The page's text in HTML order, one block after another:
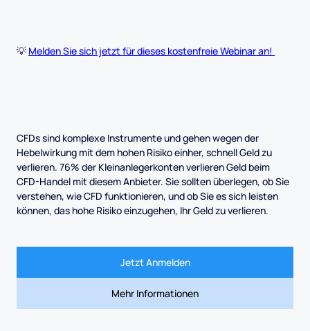
💡 Melden Sie sich jetzt für dieses kostenfreie Webinar an!
CFDs sind komplexe Instrumente und gehen wegen der
Hebelwirkung mit dem hohen Risiko einher, schnell Geld zu
verlieren. 76% der Kleinanlegerkonten verlieren Geld beim
CFD-Handel mit diesem Anbieter. Sie sollten überlegen, ob Sie
verstehen, wie CFD funktionieren, und ob Sie es sich leisten
können, das hohe Risiko einzugehen, Ihr Geld zu verlieren.
Jetzt Anmelden
Mehr Informationen